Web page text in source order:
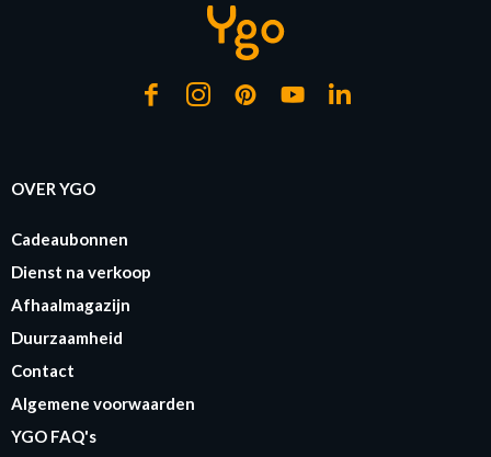
OVER YGO
Cadeaubonnen
Dienst na verkoop
Afhaalmagazijn
Duurzaamheid
Contact
Algemene voorwaarden
YGO FAQ's